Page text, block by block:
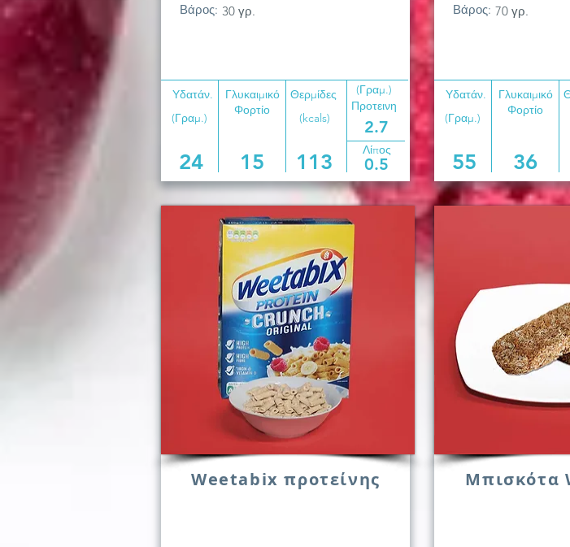
Βάρος: 30 γρ.
Υδατάν.
Γλυκαιμικό
Φορτίο
(Γραμ.)
Θερμίδες
(kcals)
Προτεινη
2.7
(Γραμ.)
24 15 113 Λίπος
0.5
Weetabix προτείνης
Βάρος: 70 γρ.
Υδατάν.
Γλυκαιμικό
Φορτίο
(Γραμ.)
55 36
Μπισκότα